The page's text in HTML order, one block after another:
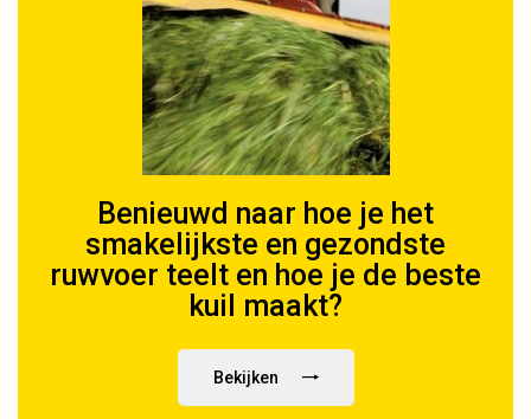
Benieuwd naar hoe je het
smakelijkste en gezondste
ruwvoer teelt en hoe je de beste
kuil maakt?
Bekijken